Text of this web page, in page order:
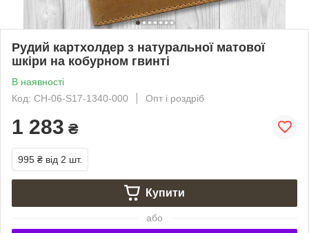
Рудий картхолдер з натуральної матової
шкіри на кобурном гвинті
В наявності
Код: CH-06-S17-1340-000
Опт і роздріб
1 283 ₴
995 ₴ від 2 шт.
Купити
або